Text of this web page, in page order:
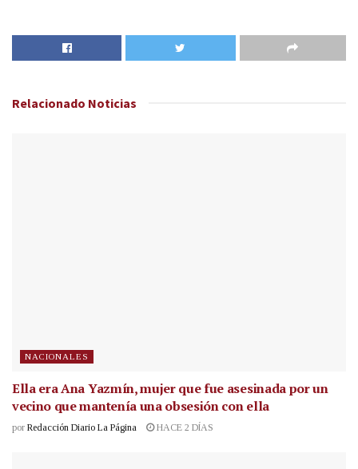
Relacionado Noticias
NACIONALES
Ella era Ana Yazmín, mujer que fue asesinada por un
vecino que mantenía una obsesión con ella
por Redacción Diario La Página HACE 2 DÍAS